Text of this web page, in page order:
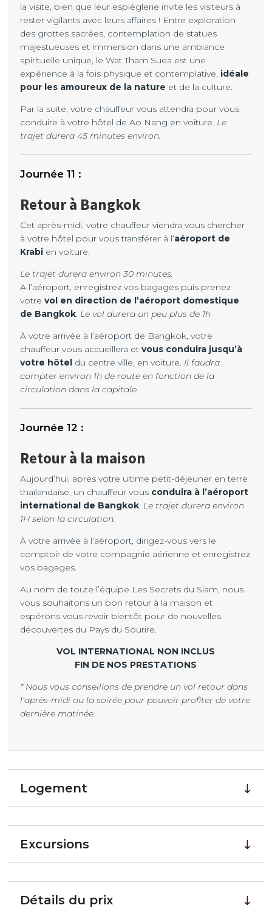
la visite, bien que leur espièglerie invite les visiteurs à
rester vigilants avec leurs affaires ! Entre exploration
des grottes sacrées, contemplation de statues
majestueuses et immersion dans une ambiance
spirituelle unique, le Wat Tham Suea est une
expérience à la fois physique et contemplative, idéale
pour les amoureux de la nature et de la culture.
Par la suite, votre chauffeur vous attendra pour vous
conduire à votre hôtel de Ao Nang en voiture. Le
trajet durera 45 minutes environ.
Retour à Bangkok
Cet après-midi, votre chauffeur viendra vous chercher
à votre hôtel pour vous transférer à l’aéroport de
Krabi en voiture.
Le trajet durera environ 30 minutes.
A l’aéroport, enregistrez vos bagages puis prenez
votrevol en direction de l’aéroport domestique
de Bangkok Le vol durera un peu plus de 1h
À votre arrivée à l’aéroport de Bangkok, votre
chauffeur vous accueillera etvous conduira jusqu’à
votre hôtel du centre ville, en voiture. Il faudra
compter environ 1h de route en fonction de la
circulation dans la capitale.
Retour à la maison
Aujourd’hui, après votre ultime petit-déjeuner en terre
thaïlandaise, un chauffeur vous conduira à l’aéroport
international de Bangkok Le trajet durera environ
1H selon la circulation.
À votre arrivée à l’aéroport, dirigez-vous vers le
comptoir de votre compagnie aérienne et enregistrez
vos bagages.
Au nom de toute l’équipe Les Secrets du Siam, nous
vous souhaitons un bon retour à la maison et
espérons vous revoir bientôt pour de nouvelles
découvertes du Pays du Sourire.
VOL INTERNATIONAL NON INCLUS
FIN DE NOS PRESTATIONS
* Nous vous conseillons de prendre un vol retour dans
l’après-midi ou la soirée pour pouvoir profiter de votre
dernière matinée.
Logement
Excursions
Détails du prix